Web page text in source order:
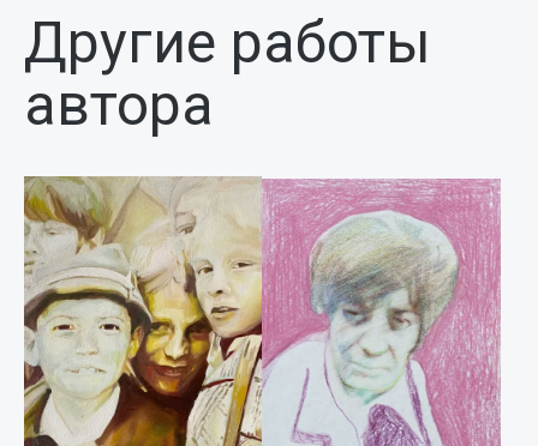
Другие работы
автора